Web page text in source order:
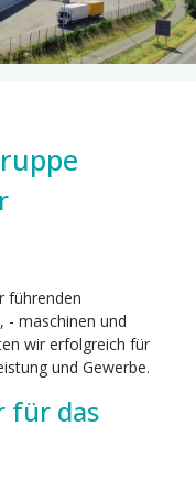
führenden
- maschinen und
wir erfolgreich für
und Gewerbe.
für das